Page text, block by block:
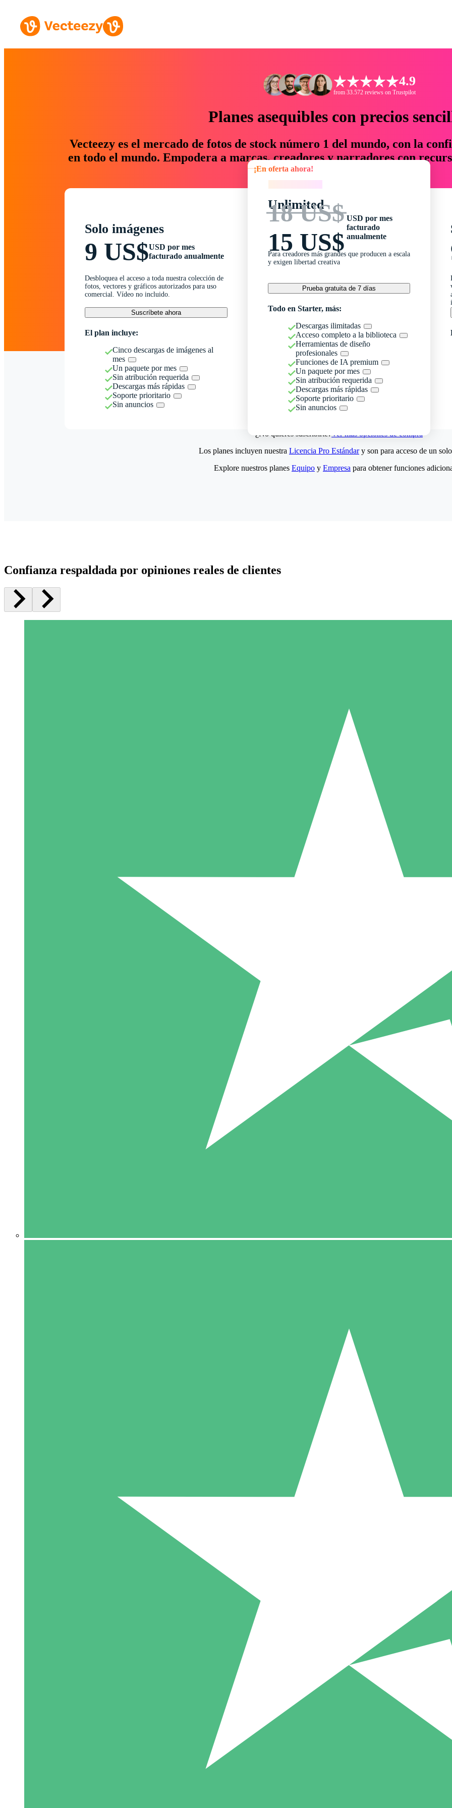
4.9
from 33.572 reviews on Trustpilot
Planes asequibles con precios
Vecteezy es el mercado de fotos de stock número 1 del mundo, con la
en todo el mundo. Empodera a marcas, creadores y narradores con
un 76 % en tiempo y presupuesto.
Solo imágenes
9 US$USD por mes
facturado anualmente
Desbloquea el acceso a toda nuestra colección de
fotos, vectores y gráficos autorizados para uso
comercial. Vídeo no incluido.
Suscríbete ahora
El plan incluye:
Cinco descargas de imágenes al
mes
Un paquete por mes
Sin atribución requerida
Descargas más rápidas
Soporte prioritario
Sin anuncios
¡En oferta ahora!
Unlimited
18 US$
15 US$
USD por mes
facturado
anualmente
Para creadores más grandes que producen a escala
y exigen libertad creativa
Prueba gratuita de 7 días
Todo en Starter, más:
Descargas ilimitadas
Acceso completo a la biblioteca
Herramientas de diseño
profesionales
Funciones de IA premium
Un paquete por mes
Sin atribución requerida
Descargas más rápidas
Soporte prioritario
Sin anuncios
¿No quieres suscribirte?Ver más opciones de compra
5 Descargas
15
Los planes incluyen nuestra Licencia Pro Estándary son para acceso de un
Explore nuestros planes Equipo y Empresa para obtener funciones
Confianza respaldada por opiniones reales de clientes